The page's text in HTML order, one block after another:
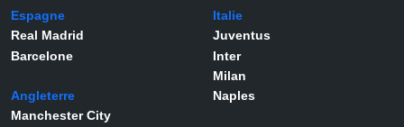
Espagne
Real Madrid
Barcelone
Angleterre
Manchester City
Italie
Juventus
Inter
Milan
Naples